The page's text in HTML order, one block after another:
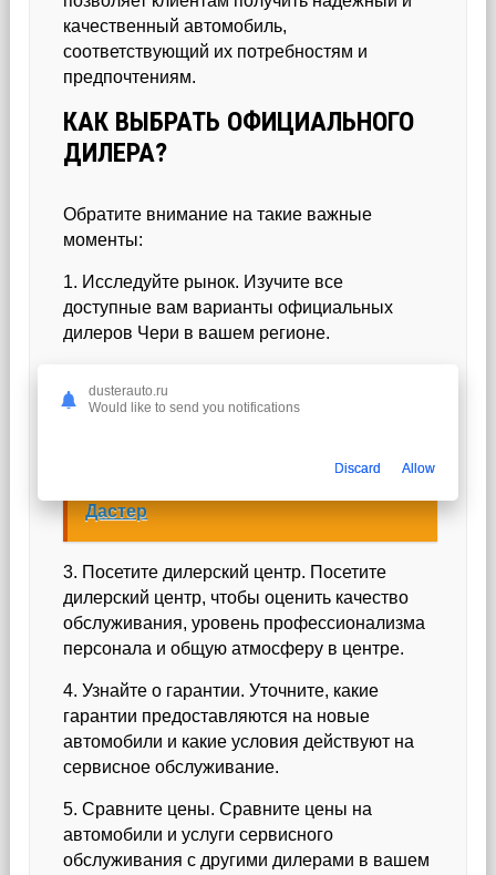
качественный автомобиль,
соответствующий их потребностям и
предпочтениям.
КАК ВЫБРАТЬ ОФИЦИАЛЬНОГО
ДИЛЕРА?
Обратите внимание на такие важные
моменты:
1. Исследуйте рынок. Изучите все
доступные вам варианты официальных
дилеров Чери в вашем регионе.
отзывами клиентов и рейтингами дилеров
Дастер
3. Посетите дилерский центр. Посетите
дилерский центр, чтобы оценить качество
обслуживания, уровень профессионализма
персонала и общую атмосферу в центре.
4. Узнайте о гарантии. Уточните, какие
гарантии предоставляются на новые
автомобили и какие условия действуют на
сервисное обслуживание.
5. Сравните цены. Сравните цены на
автомобили и услуги сервисного
обслуживания с другими дилерами в вашем
dusterauto.ru
Would like to send you notifications
Discard Allow